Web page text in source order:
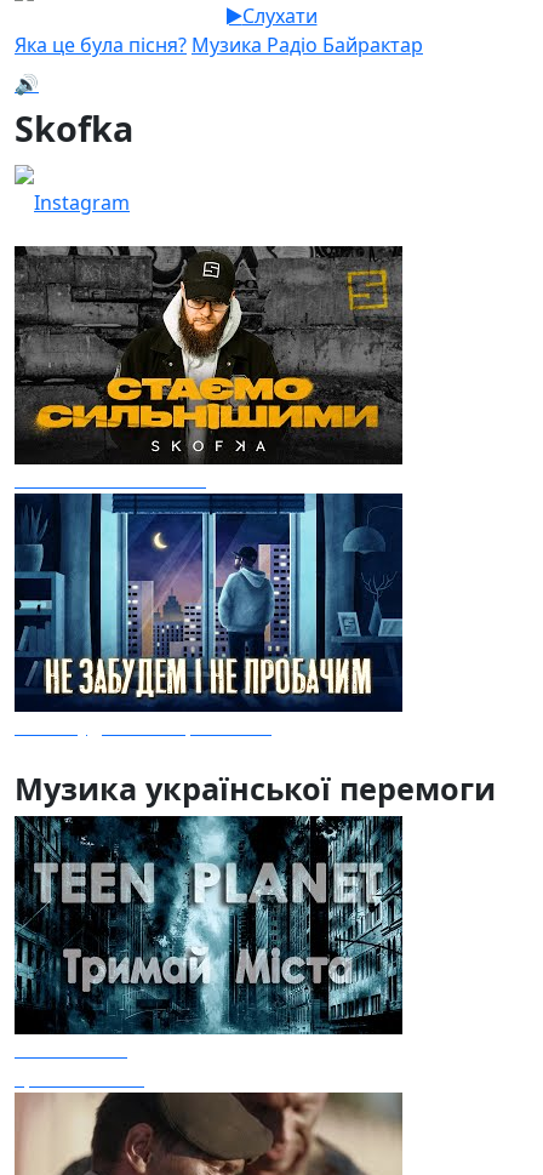
Слухати
Яка це була пісня? Музика Радіо Байрактар
🔊
Skofka
Instagram
Музика української перемоги